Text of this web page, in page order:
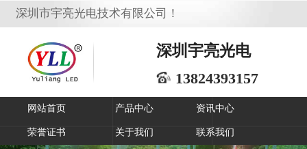
深圳市宇亮光电技术有限公司！
深圳宇亮光电
13824393157
网站首页 产品中心 资讯中心
荣誉证书 关于我们 联系我们